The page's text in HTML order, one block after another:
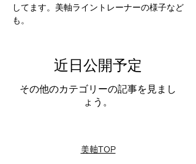
してます。美軸ライントレーナーの様子など
も。
近日公開予定
その他のカテゴリーの記事を見まし
ょう。
美軸TOP